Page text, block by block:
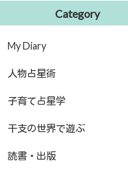
Category
My Diary
ピアノ再開
人物占星術
歴史上の人物
話題の人物
子育て占星学
干支の世界で遊ぶ
きのえねファイル
読書・出版